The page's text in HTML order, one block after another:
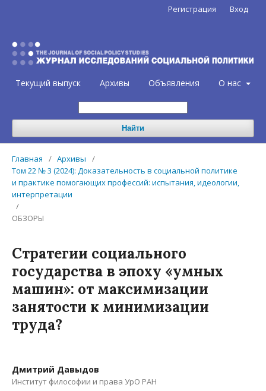
Текущий выпуск Архивы Объявления О нас
Найти
Регистрация Вход
Главная / Архивы
/
Том 22 № 3 (2024): Доказательность в социальной политике
и практике помогающих профессий: испытания, идеологии,
интерпретации
/
ОБЗОРЫ
Стратегии социального
государства в эпоху «умных
машин»: от максимизации
занятости к минимизации
труда?
Дмитрий Давыдов
Институт философии и права УрО РАН